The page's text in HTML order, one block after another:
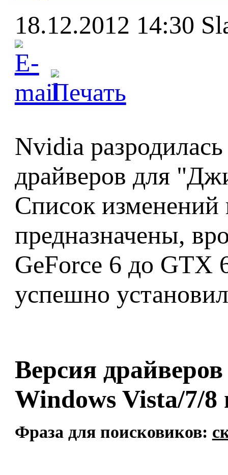
18.12.2012 14:30
Nvidia
драйверов для
Список изменений
предназначены,
GeForce 6 до GTX
успешно
Версия
Windows Vista/7/8
Фраза для поисковиков: